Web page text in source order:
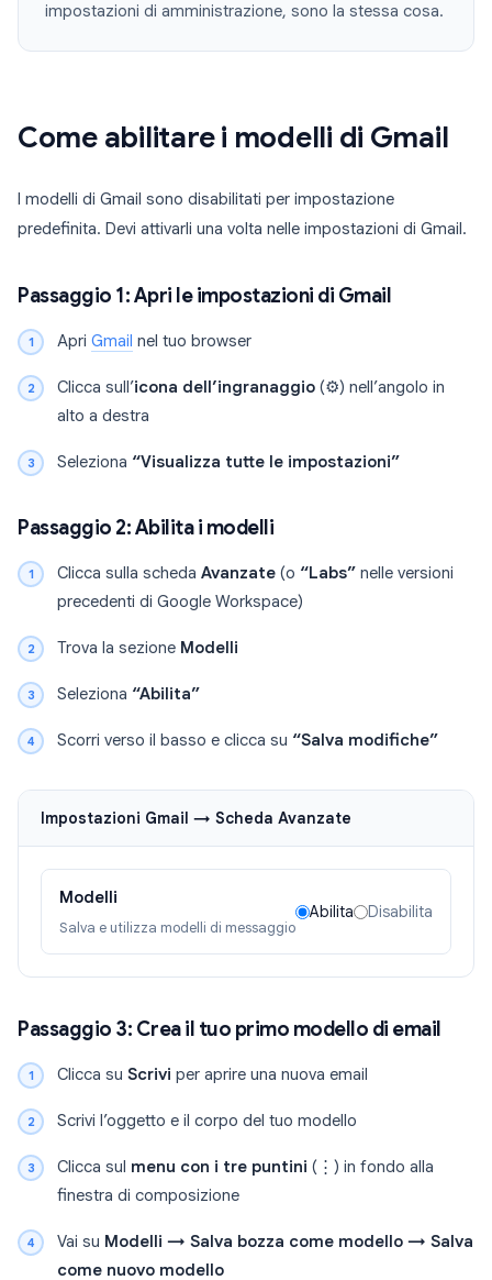
impostazioni di amministrazione, sono la stessa cosa.
Come abilitare i modelli di Gmail
I modelli di Gmail sono disabilitati per impostazione
predefinita. Devi attivarli una volta nelle impostazioni di Gmail.
Passaggio 1: Apri le impostazioni di Gmail
Apri Gmail nel tuo browser
Clicca sull’icona dell’ingranaggio (⚙️) nell’angolo in
alto a destra
Seleziona “Visualizza tutte le impostazioni”
Passaggio 2: Abilita i modelli
Clicca sulla scheda Avanzate (o “Labs” nelle versioni
precedenti di Google Workspace)
Trova la sezione Modelli
Seleziona “Abilita”
Scorri verso il basso e clicca su “Salva modifiche”
Impostazioni Gmail → Scheda Avanzate
Modelli
Salva e utilizza modelli di messaggio
Abilita Disabilita
Passaggio 3: Crea il tuo primo modello di email
Clicca su Scrivi per aprire una nuova email
Scrivi l’oggetto e il corpo del tuo modello
Clicca sul menu con i tre puntini (⋮) in fondo alla
finestra di composizione
Vai su Modelli → Salva bozza come modello → Salva
come nuovo modello